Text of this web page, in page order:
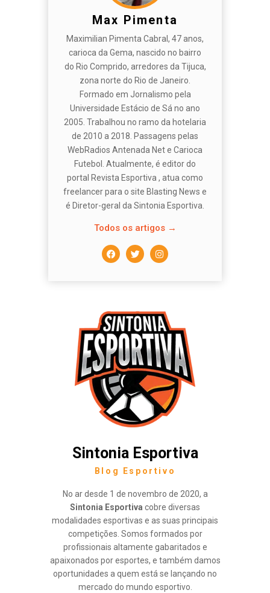
Max Pimenta
Maximilian Pimenta Cabral, 47 anos,
carioca da Gema, nascido no bairro
do Rio Comprido, arredores da Tijuca,
zona norte do Rio de Janeiro.
Formado em Jornalismo pela
Universidade Estácio de Sá no ano
2005. Trabalhou no ramo da hotelaria
de 2010 a 2018. Passagens pelas
WebRadios Antenada Net e Carioca
Futebol. Atualmente, é editor do
portal Revista Esportiva , atua como
freelancer para o site Blasting News e
é Diretor-geral da Sintonia Esportiva.
Todos os artigos →
Sintonia Esportiva
Blog Esportivo
No ar desde 1 de novembro de 2020, a
Sintonia Esportiva cobre diversas
modalidades esportivas e as suas principais
competições. Somos formados por
profissionais altamente gabaritados e
apaixonados por esportes, e também damos
oportunidades a quem está se lançando no
mercado do mundo esportivo.